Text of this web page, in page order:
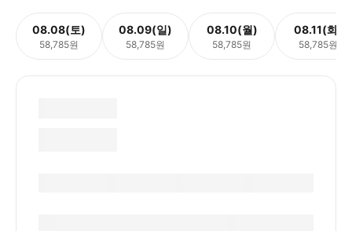
08.08(토)
58,785원
08.09(일)
58,785원
08.10(월)
58,785원
08.11(화)
58,785원